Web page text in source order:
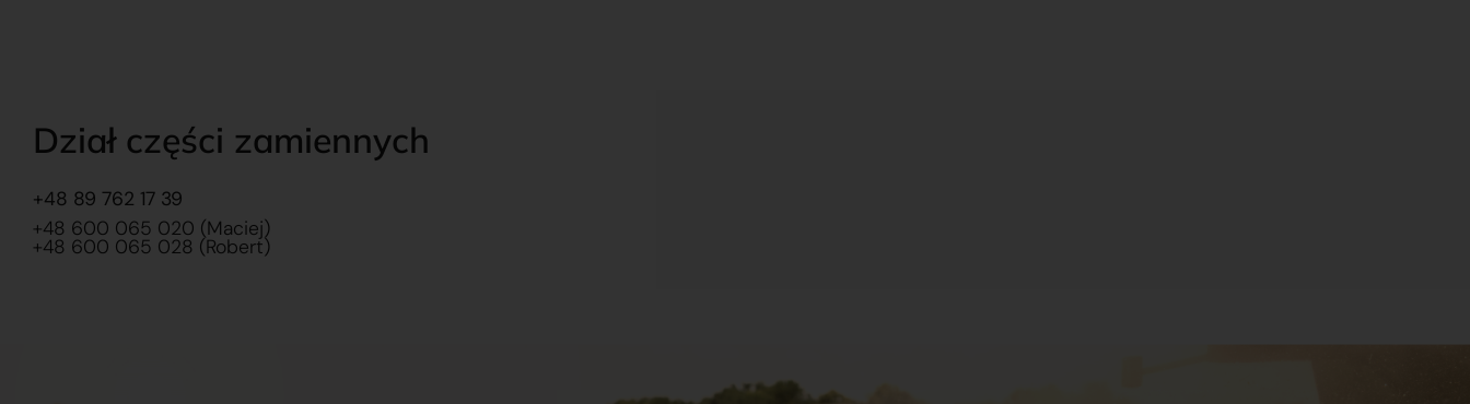
Dział części zamiennych
+48 89 762 17 39
+48 600 065 020 (Maciej)
+48 600 065 028 (Robert)